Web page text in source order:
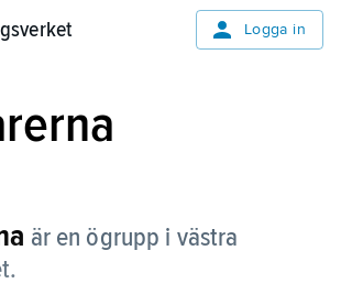
Logga in
är en ögrupp i västra